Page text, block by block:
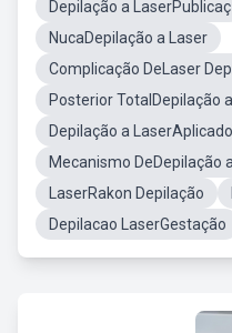
Depilação a LaserPublicaç
NucaDepilação a Laser
Complicação DeLaser
Posterior TotalDepilação
Depilação a
Mecanismo DeDepilação
LaserRakon Depilação
Depilacao LaserGestação